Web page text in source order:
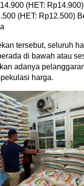
(HET:
(HET: Rp12.500)
tersebut, seluruh
di bawah atau
adanya
harga.